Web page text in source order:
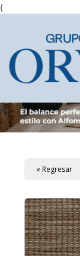
{
« Regresar